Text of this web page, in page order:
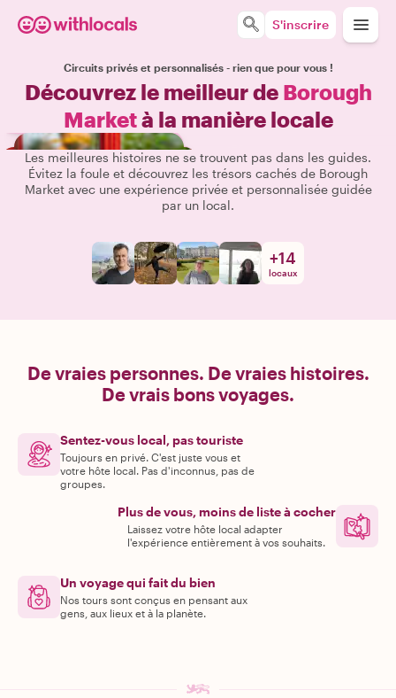
S'inscrire
Circuits privés et personnalisés - rien que pour vous !
Découvrez le meilleur de Borough
Marketà la manière locale
Les meilleures histoires ne se trouvent pas dans les guides.
Évitez la foule et découvrez les trésors cachés de Borough
Market avec une expérience privée et personnalisée guidée
par un local.
+14
locaux
De vraies personnes. De vraies histoires.
De vrais bons voyages.
Sentez-vous local, pas touriste
Toujours en privé. C'est juste vous et
votre hôte local. Pas d'inconnus, pas de
groupes.
Plus de vous, moins de liste à cocher
Laissez votre hôte local adapter
l'expérience entièrement à vos souhaits.
Un voyage qui fait du bien
Nos tours sont conçus en pensant aux
gens, aux lieux et à la planète.